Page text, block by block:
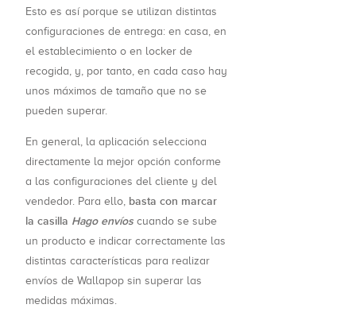
Esto es así porque se utilizan distintas
configuraciones de entrega: en casa, en
el establecimiento o en locker de
recogida, y, por tanto, en cada caso hay
unos máximos de tamaño que no se
pueden superar.
En general, la aplicación selecciona
directamente la mejor opción conforme
a las configuraciones del cliente y del
vendedor. Para ello, basta con marcar
la casilla Hago envíos cuando se sube
un producto e indicar correctamente las
distintas características para realizar
envíos de Wallapop sin superar las
medidas máximas.